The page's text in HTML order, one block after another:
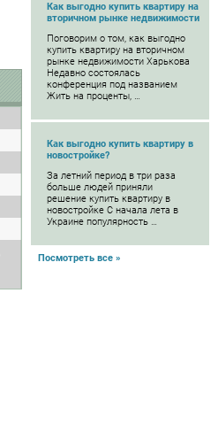
Как выгодно купить квартиру на
вторичном рынке недвижимости
Поговорим о том, как выгодно
купить квартиру на вторичном
рынке недвижимости Харькова
Недавно состоялась
конференция под названием
Жить на проценты, …
Как выгодно купить квартиру в
новостройке?
За летний период в три раза
больше людей приняли
решение купить квартиру в
новостройке С начала лета в
Украине популярность …
Посмотреть все »